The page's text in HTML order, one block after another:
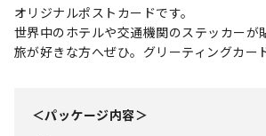
オリジナルポストカードです。
世界中のホテルや交通機関のステッカーが
旅が好きな方へぜひ。グリーティングカー
＜パッケージ内容＞